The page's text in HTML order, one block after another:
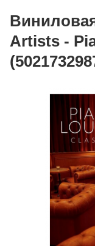
Artists -